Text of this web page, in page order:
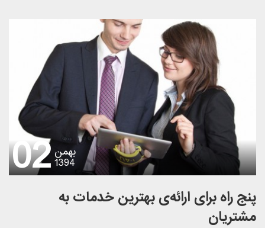
02 بهمن
1394
پنج راه برای ارائه‌ی بهترین خدمات به
مشتریان